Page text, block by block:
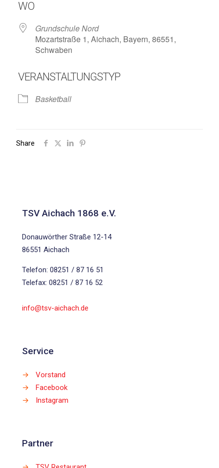
WO
Grundschule Nord
Mozartstraße 1, Aichach, Bayern, 86551,
Schwaben
VERANSTALTUNGSTYP
Basketball
Share
TSV Aichach 1868 e.V.
Donauwörther Straße 12-14
86551 Aichach
Telefon: 08251 / 87 16 51
Telefax: 08251 / 87 16 52
info@tsv-aichach.de
Service
→
Vorstand
→
Facebook
→
Instagram
Partner